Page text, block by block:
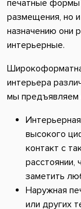
печатные формы
размещения, но
назначению они
интерьерные.
интерьера
мы предъявляем
высокого
контакт с
расстоянии,
заметить
Наружная
или других